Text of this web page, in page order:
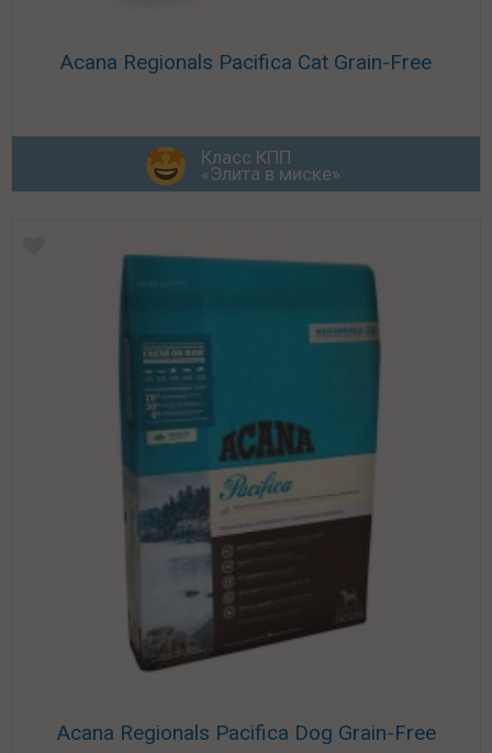
Acana Regionals Pacifica Cat Grain-Free
Класс КПП
«Элита в миске»
Acana Regionals Pacifica Dog Grain-Free